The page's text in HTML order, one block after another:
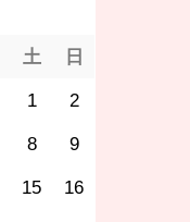
土 日
1 2
8 9
15 16